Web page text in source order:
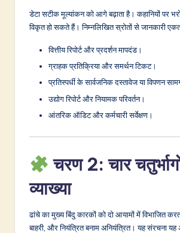
डेटा सटीक मूल्यांकन को आगे बढ़ाता है। कहानियों पर
विकृत हो सकते हैं। निम्नलिखित स्रोतों से जानकारी
वित्तीय रिपोर्ट और प्रदर्शन मापदंड।
ग्राहक प्रतिक्रिया और समर्थन टिकट।
प्रतिस्पर्धी के सार्वजनिक दस्तावेज या विपणन
उद्योग रिपोर्ट और नियामक परिवर्तन।
आंतरिक ऑडिट और कर्मचारी सर्वेक्षण।
चरण 2: चार
व्याख्या
ढांचे का मुख्य बिंदु कारकों को दो आयामों में विभाजित
बाहरी, और नियंत्रित बनाम अनियंत्रित। यह संरचना